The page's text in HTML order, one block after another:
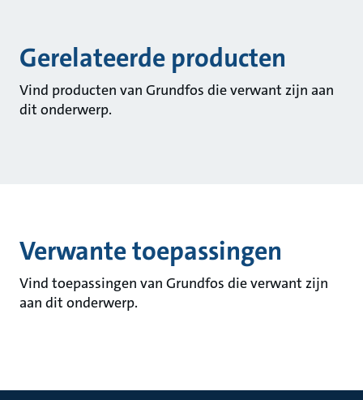
Gerelateerde producten
Vind producten van Grundfos die verwant zijn aan
dit onderwerp.
Verwante toepassingen
Vind toepassingen van Grundfos die verwant zijn
aan dit onderwerp.